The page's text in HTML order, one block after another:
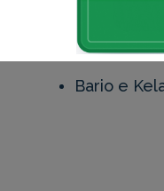
Isola
Danum
Bario e